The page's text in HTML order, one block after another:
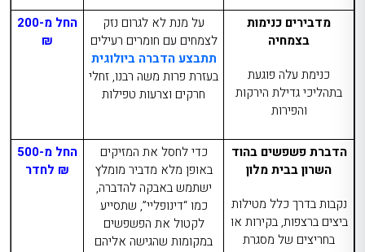
מדבירים כנימות
בצמחיה
כנימת עלה פוגעת
בתהליכי גדילת הירקות
והפירות
על מנת לא לגרום נזק
לצמחים עם חומרים רעילים
תתבצע הדברה ביולוגית
בעזרת פרות משה רבנו, זחלי
חרקים וצרעות טפילות
החל מ-200
₪
הדברת פשפשים בהוד
השרון בבית מלון
נקבות בדרך כלל מטילות
ביצים ברצפות, בקירות או
בחריצים של מסגרת
כדי לחסל את המזיקים
באופן מלא מדביר מומלץ
ישתמש באבקה להדברה,
כמו “דינופליי”, שתסייע
לקטול את הפשפשים
במקומות שהגישה אליהם
החל מ-500
₪ לחדר